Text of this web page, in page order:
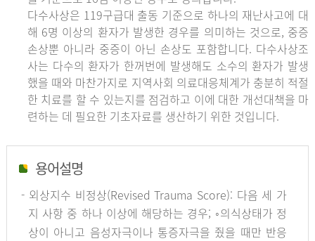
다수사상은 119구급대 출동 기준으로 하나의 재난사고에 대
해 6명 이상의 환자가 발생한 경우를 의미하는 것으로, 중증
손상뿐 아니라 중증이 아닌 손상도 포함합니다. 다수사상조
사는 다수의 환자가 한꺼번에 발생해도 소수의 환자가 발생
했을 때와 마찬가지로 지역사회 의료대응체계가 충분히 적절
한 치료를 할 수 있는지를 점검하고 이에 대한 개선대책을 마
련하는 데 필요한 기초자료를 생산하기 위한 것입니다.
용어설명
- 외상지수 비정상(Revised Trauma Score): 다음 세 가
지 사항 중 하나 이상에 해당하는 경우; ◦의식상태가 정
상이 아니고 음성자극이나 통증자극을 줬을 때만 반응